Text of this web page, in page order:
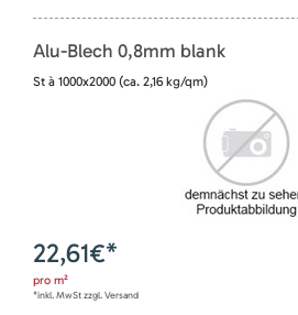
Alu-Blech 0,8mm blank
St à 1000x2000 (ca. 2,16 kg/qm)
22,61€*
pro m²
*inkl. MwSt zzgl. Versand